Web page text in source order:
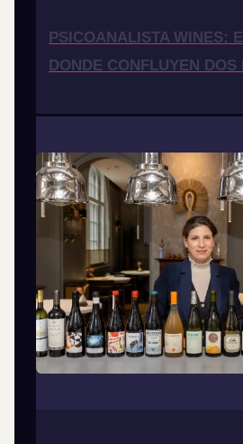
PSICOANALISTA WINES:
DONDE CONFLUYEN DOS